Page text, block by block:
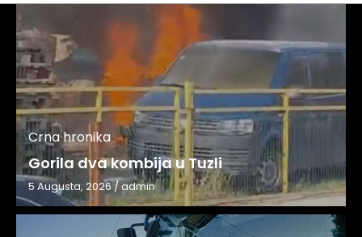
Crna hronika
Gorila dva kombija u Tuzli
5 Augusta, 2026/admin